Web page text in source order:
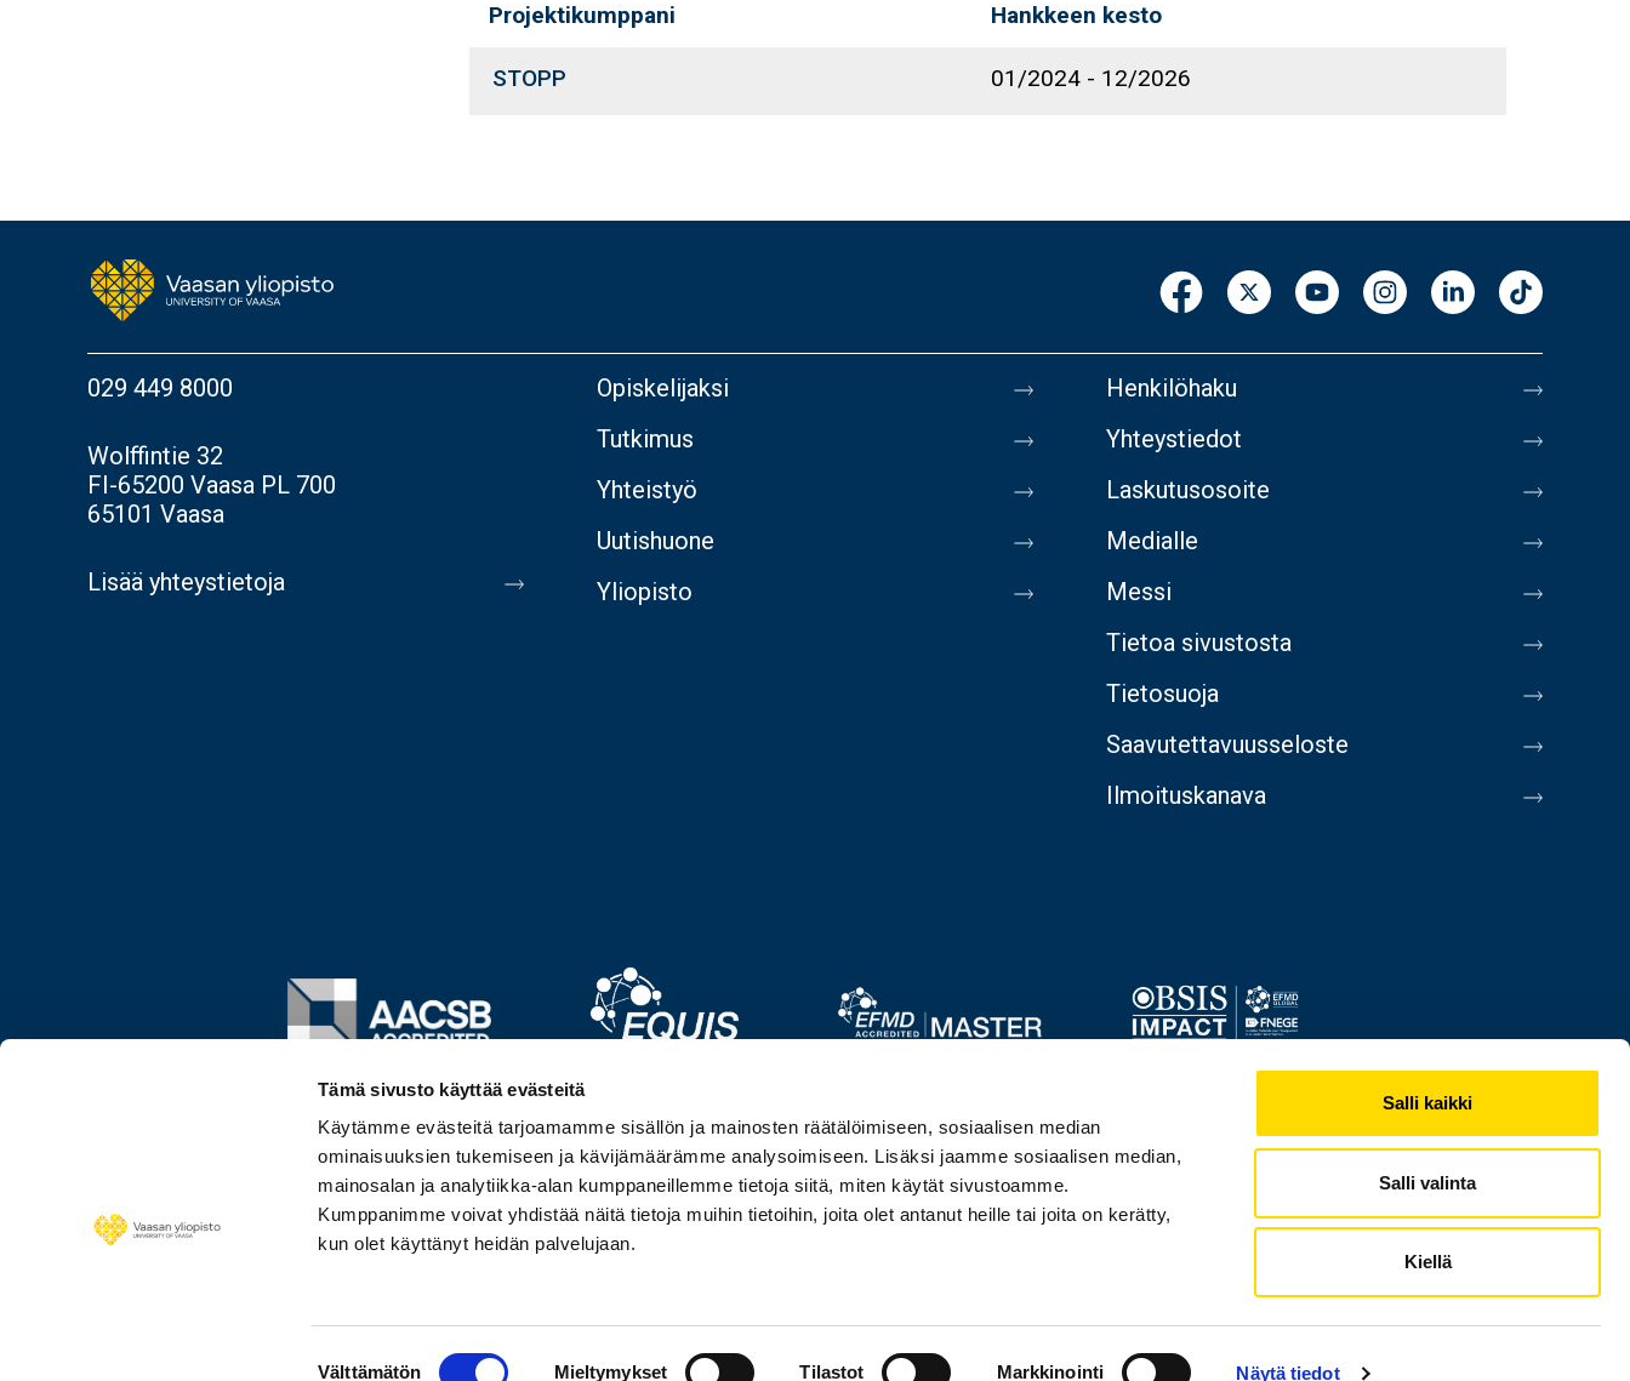
Tämä sivusto käyttää evästeitä
Käytämme evästeitä tarjoamamme sisällön ja mainosten räätälöimiseen, sosiaalisen median
ominaisuuksien tukemiseen ja kävijämäärämme analysoimiseen. Lisäksi jaamme sosiaalisen median,
mainosalan ja analytiikka-alan kumppaneillemme tietoja siitä, miten käytät sivustoamme.
Kumppanimme voivat yhdistää näitä tietoja muihin tietoihin, joita olet antanut heille tai joita on kerätty,
kun olet käyttänyt heidän palvelujaan.
Välttämätön Mieltymykset Tilastot Markkinointi Näytä tiedot
Salli kaikki
Salli valinta
Kiellä
Projektikumppani Hankkeen kesto
STOPP 01/2024 - 12/2026
029 449 8000
Wolffintie 32
FI-65200 Vaasa PL 700
65101 Vaasa
Lisää yhteystietoja
Opiskelijaksi
Tutkimus
Yhteistyö
Uutishuone
Yliopisto
Henkilöhaku
Yhteystiedot
Laskutusosoite
Medialle
Messi
Tietoa sivustosta
Tietosuoja
Saavutettavuusseloste
Ilmoituskanava
Image Image
Image
Image
Image
Image